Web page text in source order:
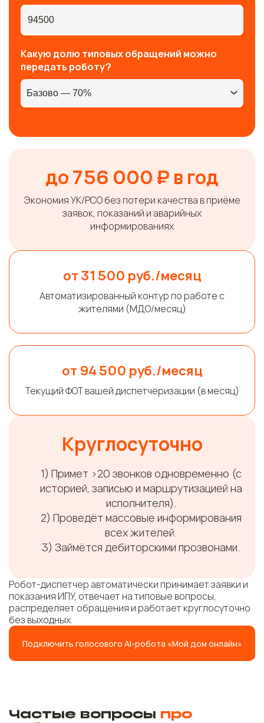
Какую долю типовых обращений можно
передать роботу?
до 756 000 ₽ в год
Экономия УК/РСО без потери качества в приёме
заявок, показаний и аварийных
информированиях
от 31 500 руб./месяц
Автоматизированный контур по работе с
жителями (МДО/месяц)
от 94 500 руб./месяц
Текущий ФОТ вашей диспетчеризации (в месяц)
Круглосуточно
Примет >20 звонков одновременно (с
историей, записью и маршрутизацией на
исполнителя).
Проведёт массовые информирования
всех жителей.
Займётся дебиторскими прозвонами.
Робот-диспетчер автоматически принимает заявки и
показания ИПУ, отвечает на типовые вопросы,
распределяет обращения и работает круглосуточно
без выходных.
Подключить голосового AI-робота «Мой дом онлайн»
Частые вопросы про